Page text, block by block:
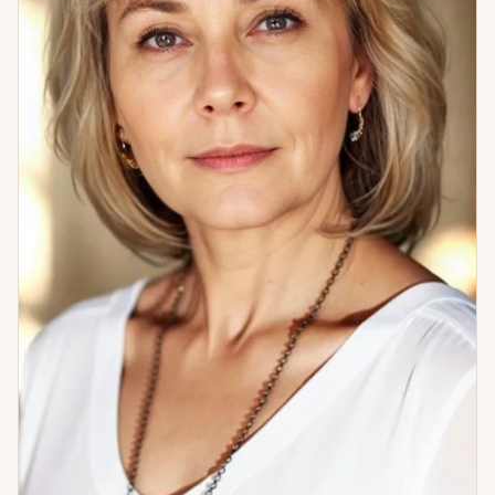
нужно разомкнуть петлю — приходите. Разберёмся
вместе.